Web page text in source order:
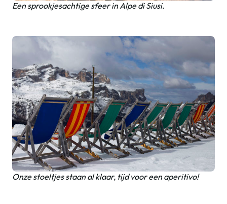
Een sprookjesachtige sfeer in Alpe di Siusi.
Onze stoeltjes staan al klaar, tijd voor een aperitivo!